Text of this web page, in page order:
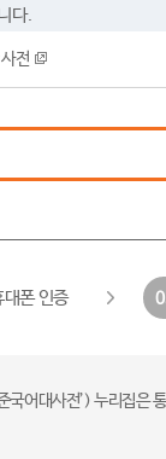
다.
전
대폰 인증
국어대사전’) 누리집